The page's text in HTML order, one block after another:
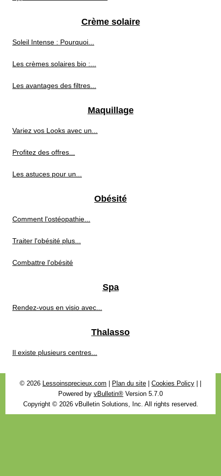
Crème solaire
Soleil Intense : Pourquoi...
Les crèmes solaires bio :...
Les avantages des filtres...
Maquillage
Variez vos Looks avec un...
Profitez des offres...
Les astuces pour un...
Obésité
Comment l'ostéopathie...
Traiter l'obésité plus...
Combattre l'obésité
Spa
Rendez-vous en visio avec...
Thalasso
Il existe plusieurs centres...
© 2026 Lessoinsprecieux.com Plan du site Cookies Policy
Powered by vBulletin® Version 5.7.0
Copyright © 2026 vBulletin Solutions, Inc. All rights reserved.